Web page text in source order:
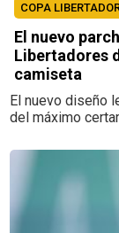
COPA
El nuevo
Libertadores
camiseta
El nuevo diseño
del máximo